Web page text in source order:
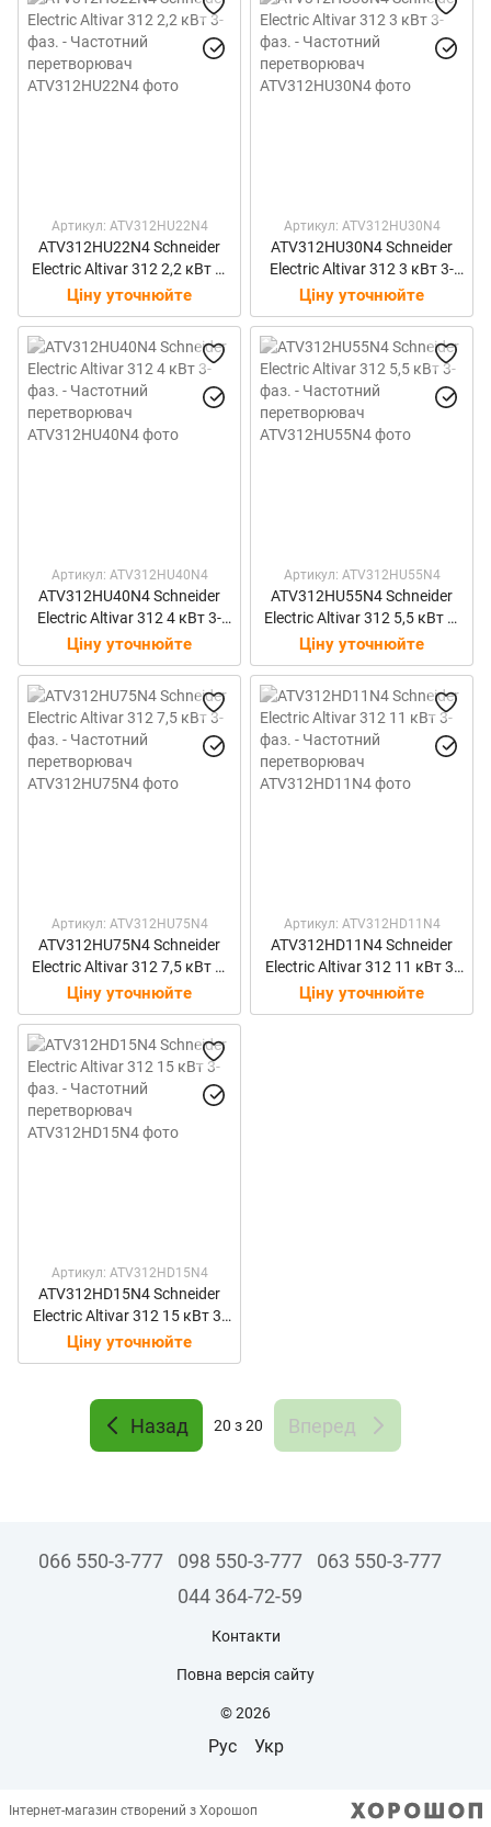
Артикул: ATV312HU22N4
ATV312HU22N4 Schneider
Electric Altivar 312 2,2 кВт 3-
фаз. - Частотний
перетворювач
Ціну уточнюйте
Артикул: ATV312HU30N4
ATV312HU30N4 Schneider
Electric Altivar 312 3 кВт 3-
фаз. - Частотний
перетворювач
Ціну уточнюйте
Артикул: ATV312HU40N4
ATV312HU40N4 Schneider
Electric Altivar 312 4 кВт 3-
фаз. - Частотний
перетворювач
Ціну уточнюйте
Артикул: ATV312HU55N4
ATV312HU55N4 Schneider
Electric Altivar 312 5,5 кВт 3-
фаз. - Частотний
перетворювач
Ціну уточнюйте
Артикул: ATV312HU75N4
ATV312HU75N4 Schneider
Electric Altivar 312 7,5 кВт 3-
фаз. - Частотний
перетворювач
Ціну уточнюйте
Артикул: ATV312HD11N4
ATV312HD11N4 Schneider
Electric Altivar 312 11 кВт 3-
фаз. - Частотний
перетворювач
Ціну уточнюйте
Артикул: ATV312HD15N4
ATV312HD15N4 Schneider
Electric Altivar 312 15 кВт 3-
фаз. - Частотний
перетворювач
Ціну уточнюйте
Назад 20 з 20 Вперед
066 550-3-777 098 550-3-777
063 550-3-777
044 364-72-59
Контакти
Повна версія сайту
© 2026
Рус Укр
Інтернет-магазин створений з Хорошоп